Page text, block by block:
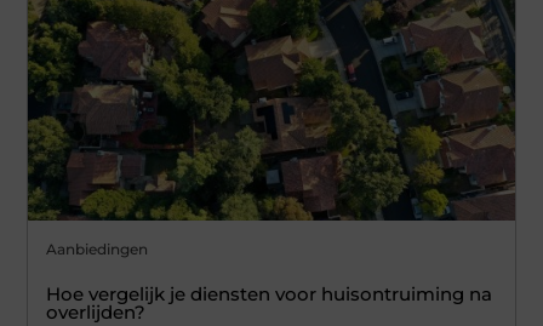
Aanbiedingen
Hoe vergelijk je diensten voor huisontruiming na
overlijden?